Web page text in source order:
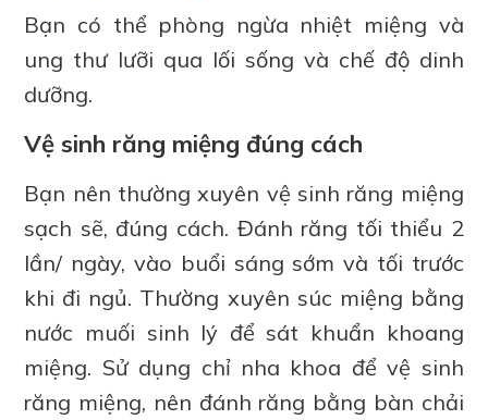
Bạn có thể phòng ngừa nhiệt miệng và
ung thư lưỡi qua lối sống và chế độ dinh
dưỡng.
Vệ sinh răng miệng đúng cách
Bạn nên thường xuyên vệ sinh răng miệng
sạch sẽ, đúng cách. Đánh răng tối thiểu 2
lần/ ngày, vào buổi sáng sớm và tối trước
khi đi ngủ. Thường xuyên súc miệng bằng
nước muối sinh lý để sát khuẩn khoang
miệng. Sử dụng chỉ nha khoa để vệ sinh
răng miệng, nên đánh răng bằng bàn chải